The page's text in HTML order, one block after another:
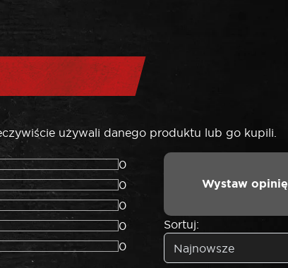
używali danego produktu lub go kupili.
0
0
0
0
0
Wystaw opinię
Sortuj: